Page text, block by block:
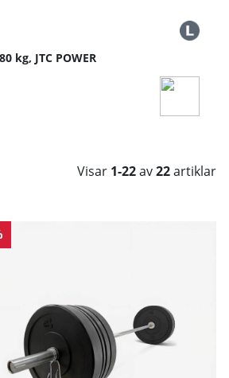
kg, JTC POWER
Visar 1-22av22artiklar